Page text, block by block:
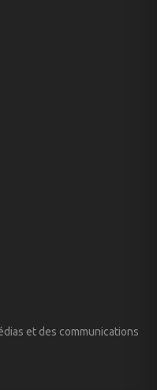
et des communications